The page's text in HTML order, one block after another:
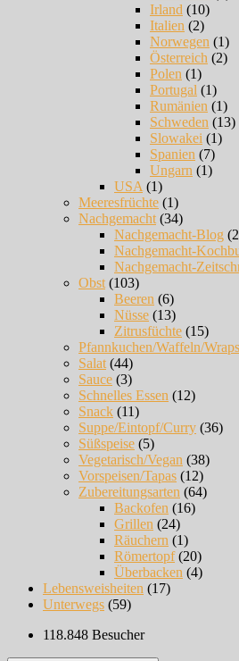
Irland (10)
Italien (2)
Norwegen (1)
Österreich (2)
Polen (1)
Portugal (1)
Rumänien (1)
Schweden (13)
Slowakei (1)
Spanien (7)
Ungarn (1)
USA (1)
Meeresfrüchte (1)
Nachgemacht (34)
Nachgemacht-Blog
Nachgemacht-
Nachgemacht-
Obst (103)
Beeren (6)
Nüsse (13)
Zitrusfüchte (15)
Pfannkuchen/Waffeln/Wraps
Salat (44)
Sauce (3)
Schnelles Essen (12)
Snack (11)
Suppe/Eintopf/Curry (36)
Süßspeise (5)
Vegetarisch/Vegan (38)
Vorspeisen/Tapas (12)
Zubereitungsarten (64)
Backofen (16)
Grillen (24)
Räuchern (1)
Römertopf(20)
Überbacken (4)
Lebensweisheiten (17)
Unterwegs (59)
118.848 Besucher